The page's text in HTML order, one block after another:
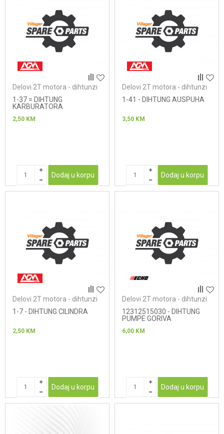
Delovi 2T motora - dihtunzi
1-37 = DIHTUNG
KARBURATORA
2,50 KM
Dodaj u korpu
Delovi 2T motora - dihtunzi
1-41 - DIHTUNG AUSPUHA
3,50 KM
Dodaj u korpu
Delovi 2T motora - dihtunzi
1-7 - DIHTUNG CILINDRA
2,50 KM
Dodaj u korpu
Delovi 2T motora - dihtunzi
12312515030 - DIHTUNG
PUMPE GORIVA
6,00 KM
Dodaj u korpu